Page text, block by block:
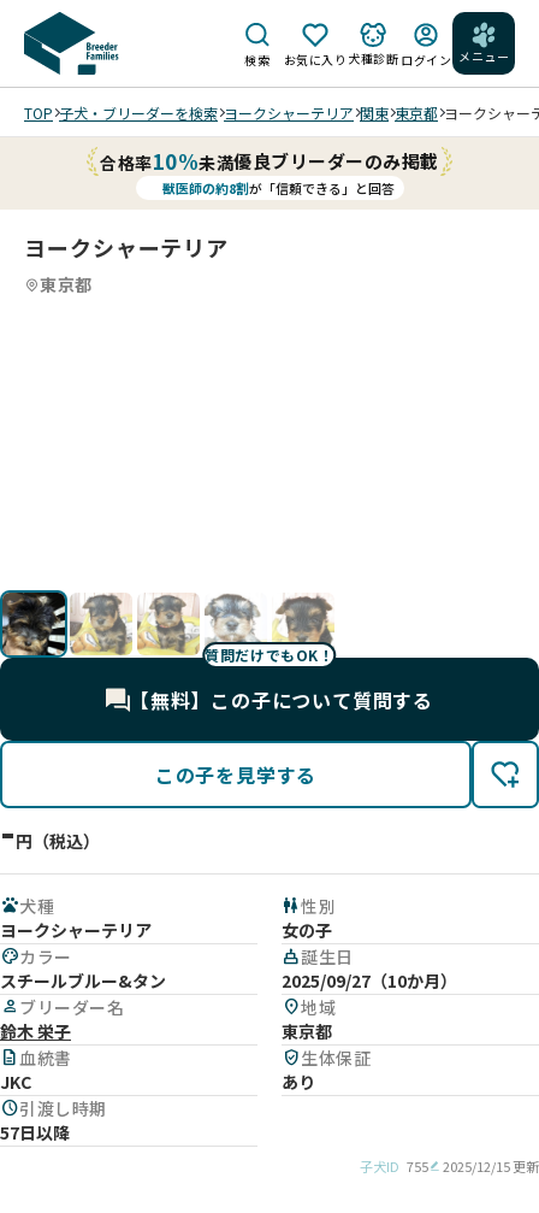
検索 お気に入り 犬種診断 ログイン メニュー
TOP 子犬・ブリーダーを検索 ヨークシャーテリア 関東 東京都 ヨークシャー
合格率10%未満優良ブリーダーのみ掲載
獣医師の約8割が「信頼できる」と回答
ヨークシャーテリア
東京都
質問だけでもOK！
【無料】この子について質問する
この子を見学する
-円（税込）
pets犬種
ヨークシャーテリア
wc性別
女の子
paletteカラー
スチールブルー&タン
cake誕生日
2025/09/27（10か月）
person ブリーダー名
鈴木 栄子
location_on地域
東京都
description血統書
JKC
verified_user生体保証
あり
schedule引渡し時期
57日以降
子犬ID 755 2025/12/15 更新